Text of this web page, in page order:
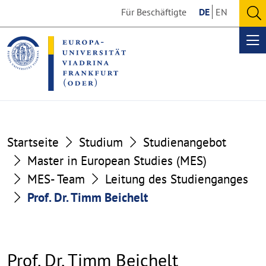
the
content
section
the
footer
section
Für Beschäftigte DE EN
Startseite Studium
Studienangebot
Master in European Studies (MES)
MES- Team
Leitung des Studienganges
Prof. Dr. Timm Beichelt
Prof. Dr. Timm Beichelt